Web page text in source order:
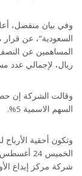
وفي بيان منفصل،
السعودية”، عن قرار
ريال، لإجمالي عدد مستحقة
السهم الاسمية 5%.
وتكون أحقية
شركة مركز إيداع